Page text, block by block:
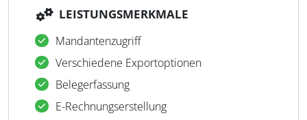
LEISTUNGSMERKMALE
Mandantenzugriff
Verschiedene Exportoptionen
Belegerfassung
E-Rechnungserstellung